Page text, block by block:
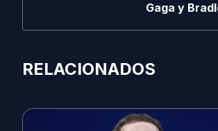
Gaga y
RELACIONADOS